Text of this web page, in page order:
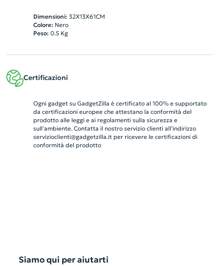
Dimensioni: 32X13X61CM
Colore: Nero
Peso: 0.5Kg
Certificazioni
Ogni gadget su GadgetZilla è certificato al 100% e supportato
da certificazioni europee che attestano la conformità del
prodotto alle leggi e ai regolamenti sulla sicurezza e
sull'ambiente. Contatta il nostro servizio clienti all’indirizzo
servizioclienti@gadgetzilla.itper ricevere le certificazioni di
conformità del prodotto
Siamo qui per aiutarti